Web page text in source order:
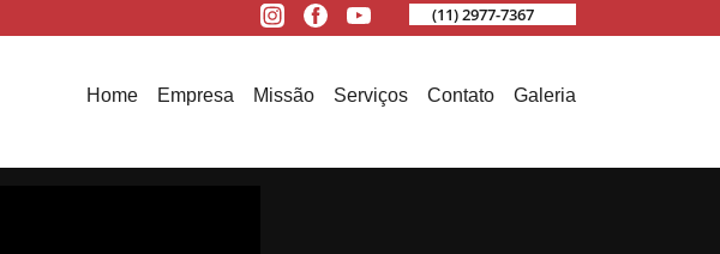
(11) 2977-7367
Home Empresa Missão Serviços Contato Galeria